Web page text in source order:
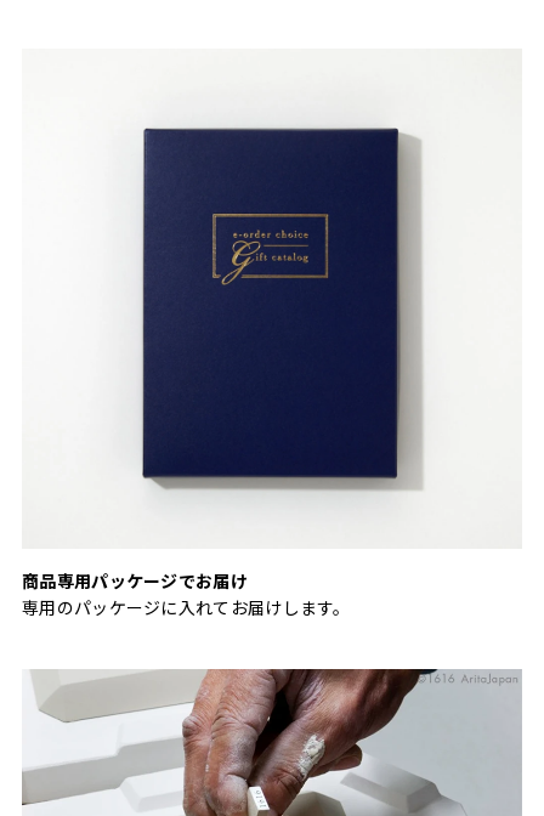
商品専用パッケージでお届け
専用のパッケージに入れてお届けします。